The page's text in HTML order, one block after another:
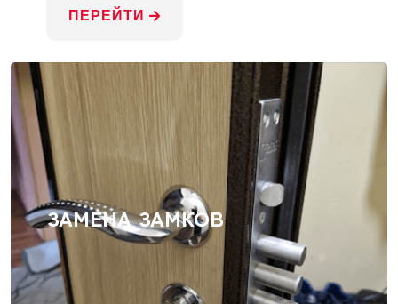
ПЕРЕЙТИ
ЗАМЕНА ЗАМКОВ